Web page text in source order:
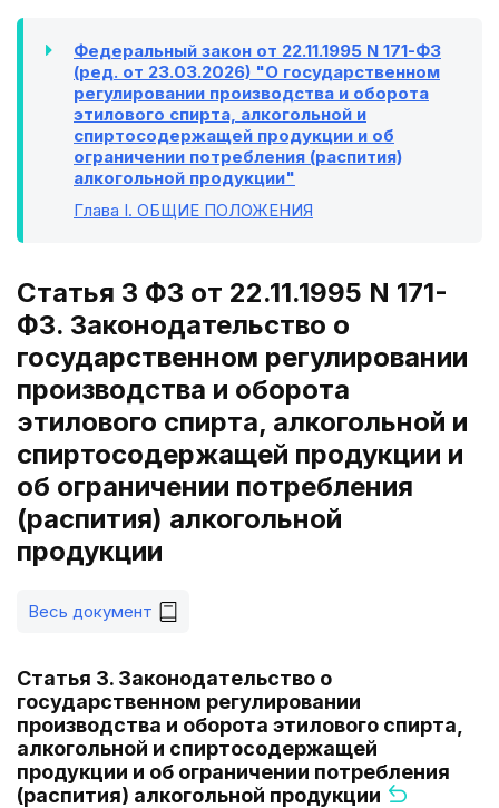
Федеральный закон от 22.11.1995 N 171-ФЗ
(ред. от 23.03.2026) "О государственном
регулировании производства и оборота
этилового спирта, алкогольной и
спиртосодержащей продукции и об
ограничении потребления (распития)
алкогольной продукции"
Глава I. ОБЩИЕ ПОЛОЖЕНИЯ
Статья 3 ФЗ от 22.11.1995 N 171-
ФЗ. Законодательство о
государственном регулировании
производства и оборота
этилового спирта, алкогольной и
спиртосодержащей продукции и
об ограничении потребления
(распития) алкогольной
продукции
Весь документ
Статья 3. Законодательство о
государственном регулировании
производства и оборота этилового спирта,
алкогольной и спиртосодержащей
продукции и об ограничении потребления
(распития) алкогольной продукции